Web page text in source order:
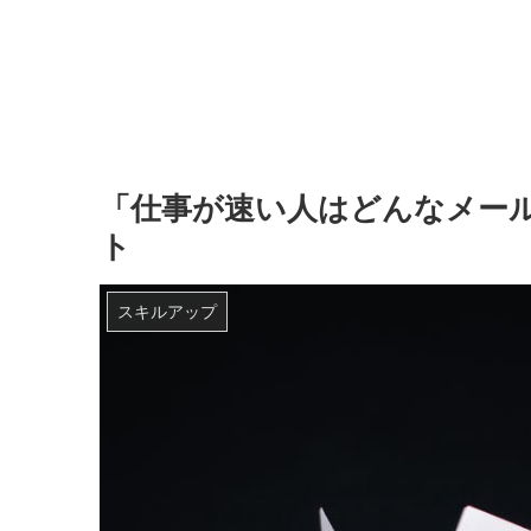
「仕事が速い人はどんなメ
ト
スキルアップ